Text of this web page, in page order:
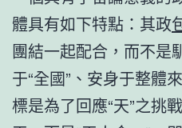
體具有如下特點：其政
團結一起配合，而不是
于“全國”、安身于整體
標是為了回應“天”之挑